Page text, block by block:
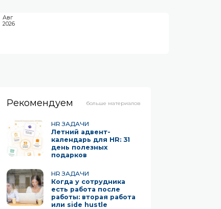
Авг
2026
Рекомендуем больше материалов
HR ЗАДАЧИ
Летний адвент-
календарь для HR: 31
день полезных
подарков
HR ЗАДАЧИ
Когда у сотрудника
есть работа после
работы: вторая работа
или side hustle